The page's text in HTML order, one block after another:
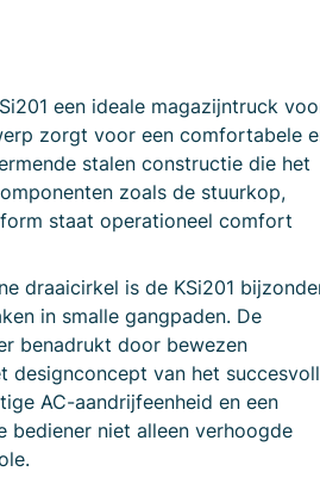
een ideale magazijntruck
zorgt voor een comfortabele
stalen constructie die het
zoals de stuurkop,
staat operationeel comfort
draaicirkel is de KSi201
in smalle gangpaden. De
benadrukt door bewezen
designconcept van het
AC-aandrijfeenheid en een
bediener niet alleen verhoogde